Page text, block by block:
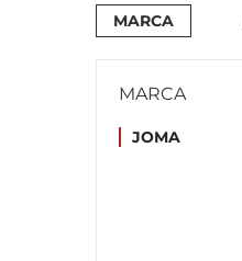
MARCA
MARCA
JOMA